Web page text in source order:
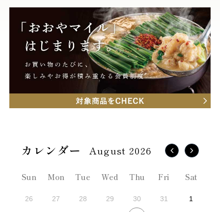
August 2026
Sun Mon Tue Wed Thu Fri Sat
26 27 28 29 30 31 1